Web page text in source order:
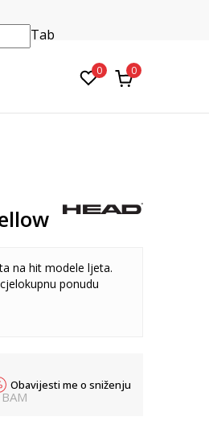
prodavnici po vašem
Tab
0 0
na hit modele ljeta.
ponudu
BAM
Obavijesti me o sniženju